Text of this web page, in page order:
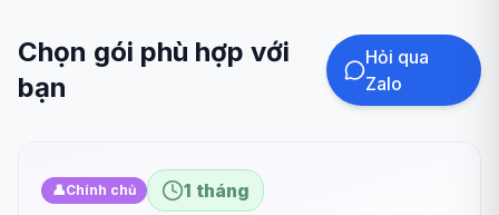
Chọn gói phù hợp với
bạn
Hỏi qua
Zalo
👤Chính chủ 1 tháng